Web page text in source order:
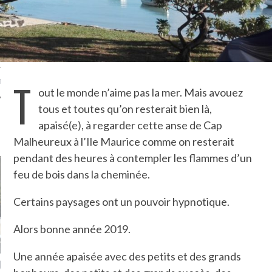
ARCACHON
LA PHOTO
ATTACHÉS À LA UN GRONDIN FOURRÉ AUX
T
out le monde n’aime pas la mer. Mais avouez
tous et toutes qu’on resterait bien là,
apaisé(e), à regarder cette anse de Cap
Malheureux à l’Ile Maurice comme on resterait
pendant des heures à contempler les flammes d’un
feu de bois dans la cheminée.
Certains paysages ont un pouvoir hypnotique.
Alors bonne année 2019.
Une année apaisée avec des petits et des grands